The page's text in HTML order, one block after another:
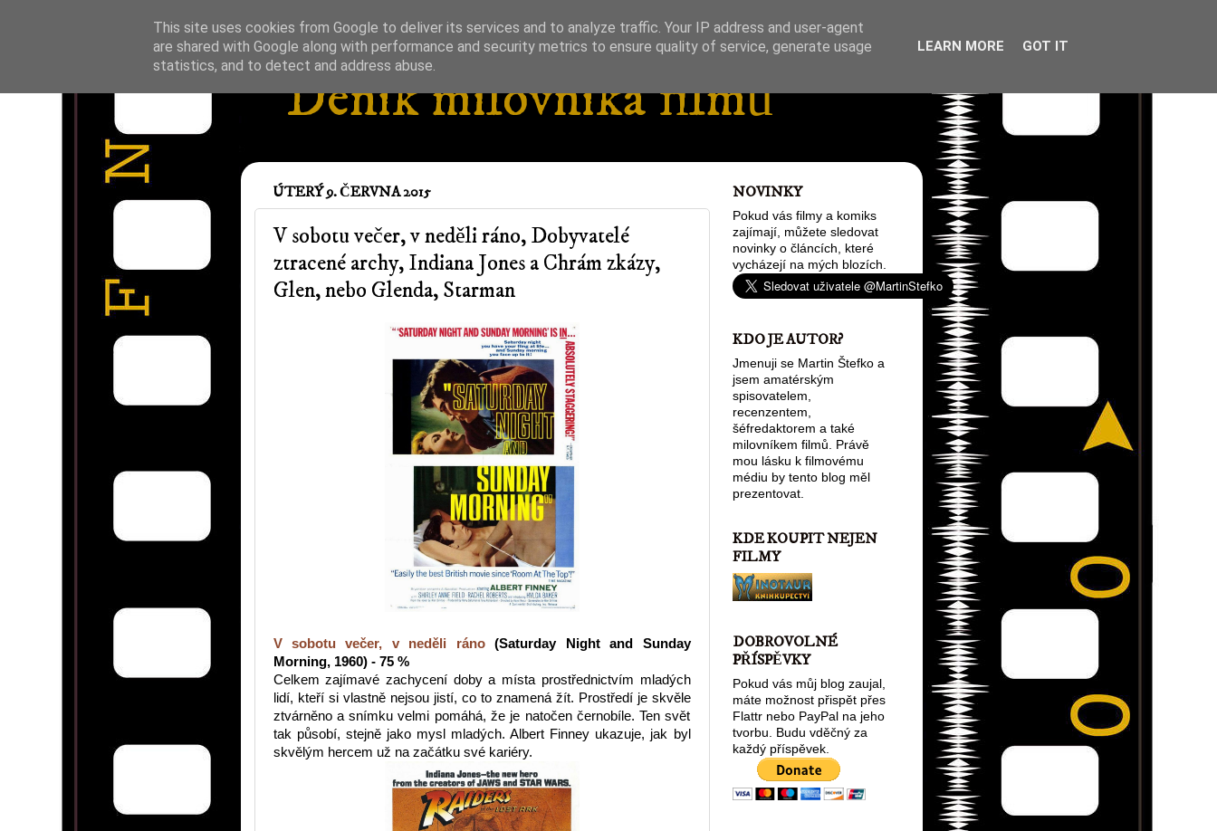
Deník milovníka filmů
ÚTERÝ 9. ČERVNA 2015
V sobotu večer, v neděli ráno, Dobyvatelé
ztracené archy, Indiana Jones a Chrám zkázy,
Glen, nebo Glenda, Starman
V sobotu večer, v neděli ráno(Saturday Night and Sunday
Morning, 1960) - 75 %
Celkem zajímavé zachycení doby a místa prostřednictvím mladých
lidí, kteří si vlastně nejsou jistí, co to znamená žít. Prostředí je skvěle
ztvárněno a snímku velmi pomáhá, že je natočen černobíle. Ten svět
tak působí, stejně jako mysl mladých. Albert Finney ukazuje, jak byl
skvělým hercem už na začátku své kariéry.
NOVINKY
Pokud vás filmy a komiks
zajímají, můžete sledovat
novinky o článcích, které
vycházejí na mých blozích.
KDO JE AUTOR?
Jmenuji se Martin Štefko a
jsem amatérským
spisovatelem,
recenzentem,
šéfredaktorem a také
milovníkem filmů. Právě
mou lásku k filmovému
médiu by tento blog měl
prezentovat.
KDE KOUPIT NEJEN
FILMY
DOBROVOLNÉ
PŘÍSPĚVKY
Pokud vás můj blog zaujal,
máte možnost přispět přes
Flattr nebo PayPal na jeho
tvorbu. Budu vděčný za
každý příspěvek.
This site uses cookies from Google to deliver its services and to analyze traffic. Your IP address and user-agent
are shared with Google along with performance and security metrics to ensure quality of service, generate usage
statistics, and to detect and address abuse.
LEARN MORE GOT IT